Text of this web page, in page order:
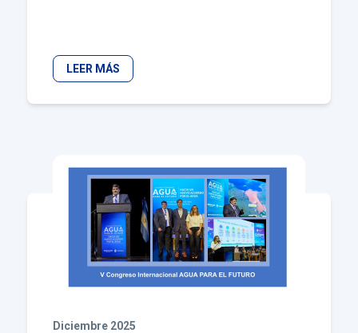
LEER MÁS
Diciembre 2025